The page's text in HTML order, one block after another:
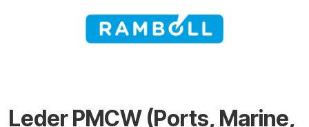
Leder PMCW (Ports, Marine,